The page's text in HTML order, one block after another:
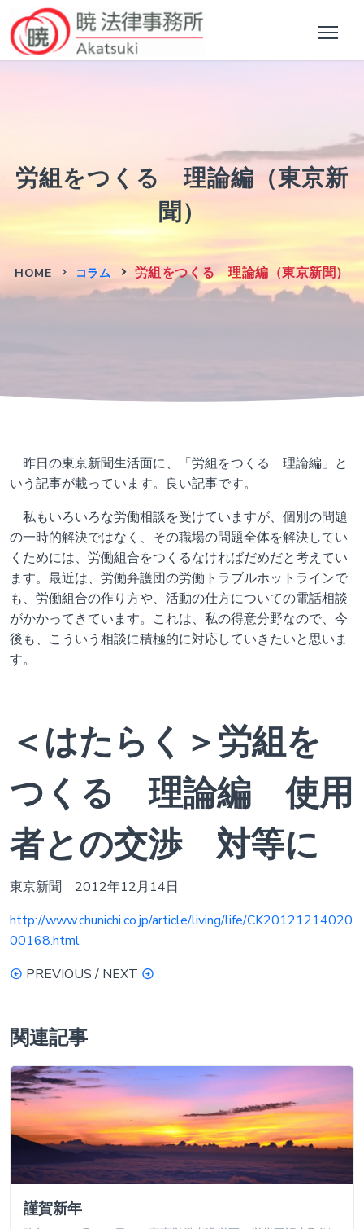
労組をつくる 理論編（東京新
聞）
HOME コラム 労組をつくる 理論編（東京新聞）
昨日の東京新聞生活面に、「労組をつくる 理論編」と
いう記事が載っています。良い記事です。
私もいろいろな労働相談を受けていますが、個別の問題
の一時的解決ではなく、その職場の問題全体を解決してい
くためには、労働組合をつくるなければだめだと考えてい
ます。最近は、労働弁護団の労働トラブルホットラインで
も、労働組合の作り方や、活動の仕方についての電話相談
がかかってきています。これは、私の得意分野なので、今
後も、こういう相談に積極的に対応していきたいと思いま
す。
＜はたらく＞労組を
つくる 理論編 使用
者との交渉 対等に
東京新聞 2012年12月14日
http://www.chunichi.co.jp/article/living/life/CK20121214020
00168.html
PREVIOUS / NEXT
関連記事
謹賀新年